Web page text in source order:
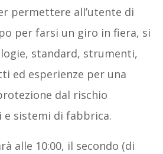
permettere all’utente di
per farsi un giro in fiera, si
standard, strumenti,
ed esperienze per una
dal rischio
sistemi di fabbrica.
alle 10:00, il secondo (di